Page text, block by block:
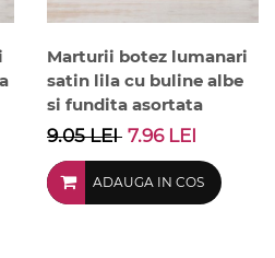
Marturii botez lumanari
satin lila cu buline albe
si fundita asortata
9.05 LEI 7.96 LEI
ADAUGA IN COS